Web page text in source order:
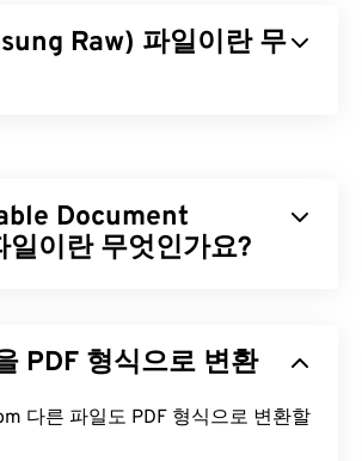
Raw) 파일이란 무
을 사용하는데, 이는 SRW 파일 형
주요 장점이자 이점입니다.
와 macOS에서 RWL을
램은
Adobe Photoshop Lightroom
에서는 SRW를 여는 추가 프로그램
Codec Pack
Document
이란 무엇인가요?
널리 사용되는 파일 형식 중 하나입
있기 때문입니다. PDF 파일은 어떤
에서든 항상 동일하게 표시됩니다.
다른 파일을 PDF 형식으로 변환
도 PDF 형식으로 변환할